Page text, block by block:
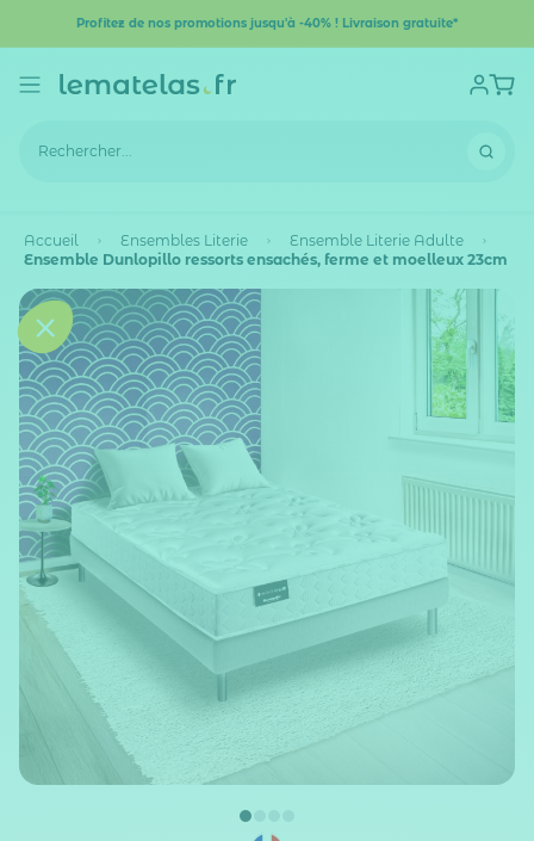
Profitez de nos promotions jusqu'à -40% ! Livraison gratuite*
Accueil Ensembles Literie
Ensemble Literie Adulte
Ensemble Dunlopillo ressorts ensachés, ferme et moelleux 23cm